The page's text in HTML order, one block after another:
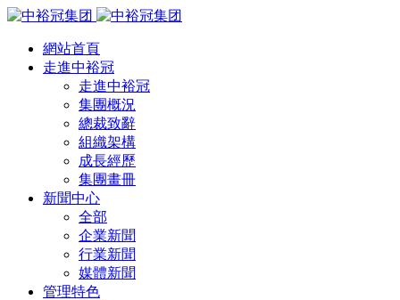
網站首頁
走進中裕冠
走進中裕冠
集團概況
總裁致辭
組織架構
成長經歷
集團畫冊
新聞中心
全部
企業新聞
行業新聞
媒體新聞
管理特色